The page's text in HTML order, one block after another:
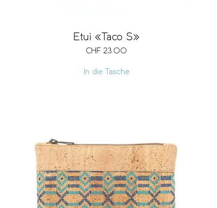
Etui «Taco S»
CHF 23.00
In die Tasche